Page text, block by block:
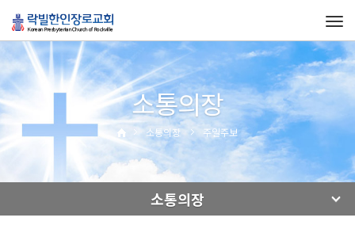
소통의장
소통의장 주일주보
소통의장